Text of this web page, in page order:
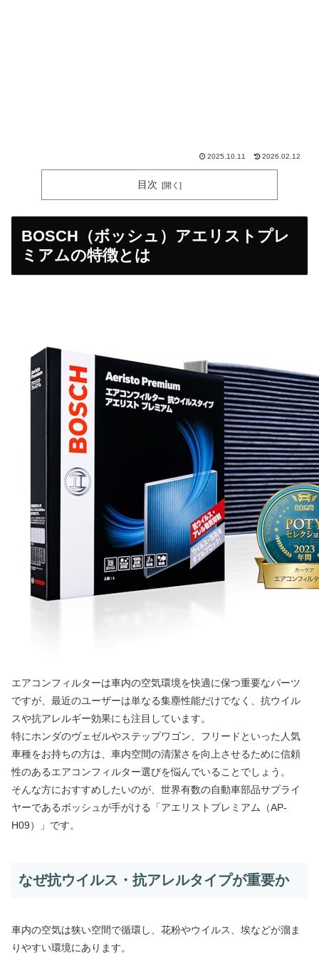
2025.10.11 2026.02.12
目次
BOSCH（ボッシュ）アエリストプレ
ミアムの特徴とは
エアコンフィルターは車内の空気環境を快適に保つ重要なパーツ
ですが、最近のユーザーは単なる集塵性能だけでなく、抗ウイル
スや抗アレルギー効果にも注目しています。
特にホンダのヴェゼルやステップワゴン、フリードといった人気
車種をお持ちの方は、車内空間の清潔さを向上させるために信頼
性のあるエアコンフィルター選びを悩んでいることでしょう。
そんな方におすすめしたいのが、世界有数の自動車部品サプライ
ヤーであるボッシュが手がける「アエリストプレミアム（AP-
H09）」です。
なぜ抗ウイルス・抗アレルタイプが重要か
車内の空気は狭い空間で循環し、花粉やウイルス、埃などが溜ま
りやすい環境にあります。